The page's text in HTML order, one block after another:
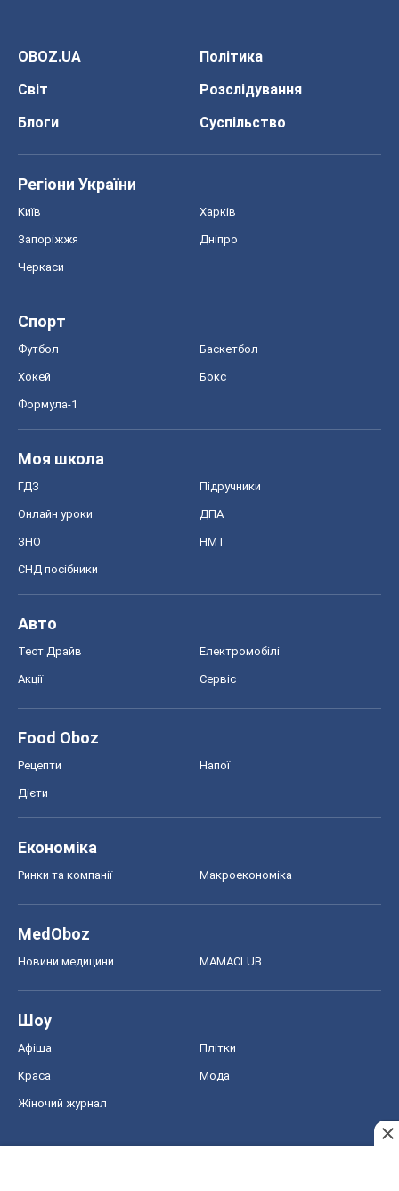
OBOZ.UA
Політика
Світ
Розслідування
Блоги
Суспільство
Регіони України
Київ Харків
Запоріжжя Дніпро
Черкаси
Спорт
Футбол Баскетбол
Хокей Бокс
Формула-1
Моя школа
ГДЗ Підручники
Онлайн уроки ДПА
ЗНО НМТ
СНД посібники
Авто
Тест Драйв Електромобілі
Акції Сервіс
Food Oboz
Рецепти Напої
Дієти
Економіка
Ринки та компанії Макроекономіка
MedOboz
Новини медицини MAMACLUB
Шоу
Афіша Плітки
Краса Мода
Жіночий журнал